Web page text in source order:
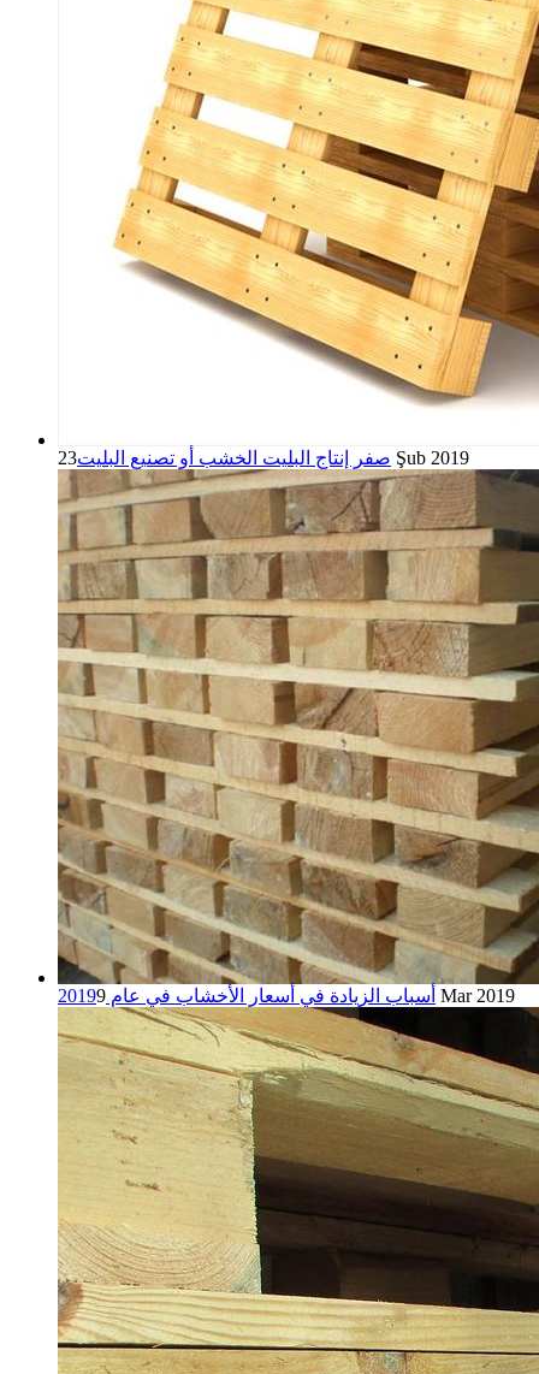
صفر إنتاج البليت الخشب أو تصنيع البليت 23 Şub 2019
أسباب الزيادة في أسعار الأخشاب في عام 2019 9 Mar 2019